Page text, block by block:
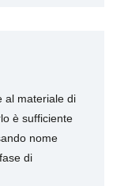
al materiale di
è sufficiente
nome
di